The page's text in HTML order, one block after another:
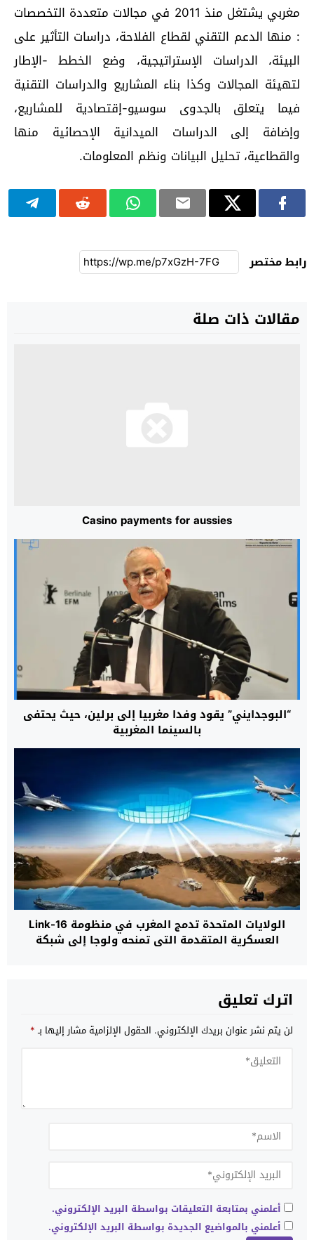
مغربي يشتغل منذ 2011 في مجالات متعددة التخصصات
: منها الدعم التقني لقطاع الفلاحة، دراسات التأثير على
البيئة، الدراسات الإستراتيجية، وضع الخطط -الإطار
لتهيئة المجالات وكذا بناء المشاريع والدراسات التقنية
فيما يتعلق بالجدوى سوسيو-إقتصادية للمشاريع،
وإضافة إلى الدراسات الميدانية الإحصائية منها
والقطاعية، تحليل البيانات ونظم المعلومات.
رابط مختصر
مقالات ذات صلة
Casino payments for aussies
“البوجدايني” يقود وفدا مغربيا إلى برلين، حيث يحتفى
بالسينما المغربية
الولايات المتحدة تدمج المغرب في منظومة Link-16
العسكرية المتقدمة التي تمنحه ولوجا إلى شبكة
اترك تعليق
لن يتم نشر عنوان بريدك الإلكتروني. الحقول الإلزامية مشار إليها بـ*
أعلمني بمتابعة التعليقات بواسطة البريد الإلكتروني.
أعلمني بالمواضيع الجديدة بواسطة البريد الإلكتروني.